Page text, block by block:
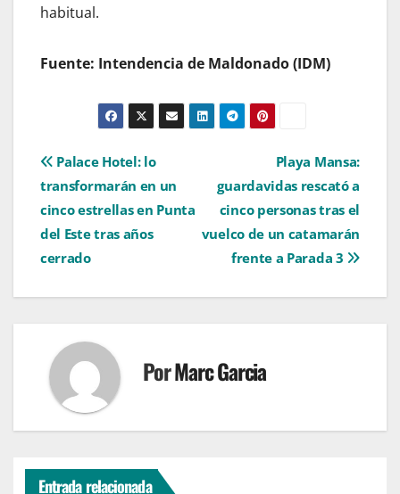
habitual.
Fuente: Intendencia de Maldonado (IDM)
Navegación
de
entradas
Playa Mansa:
guardavidas rescató a
cinco personas tras el
vuelco de un catamarán
frente a Parada 3
Palace Hotel: lo
transformarán en un
cinco estrellas en Punta
del Este tras años
cerrado
PorMarc Garcia
Entrada relacionada